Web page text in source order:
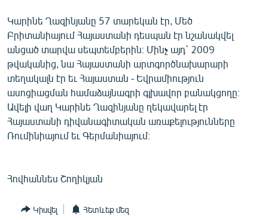
ՏՏ ԵՒ ԻՆՏԵՐՆԵՏ
ԿՈՐՈՆԱՎԻՐՈՒՍ
ԱՐԽԻՎ
ՏԵՍԱՆՅՈՒԹԵՐ
ԲԱՆԱՎԵՃ
ՁԳՏԵԼՈՎ ԼԱՎԱԳՈՒՅՆԻՆ
Հայերեն
English
Կարինե Ղազինյանը 57 տարեկան էր, Մեծ
Բրիտանիայում Հայաստանի դեսպան էր նշանակվել
անցած տարվա սեպտեմբերին։ Մինչ այդ` 2009
թվականից, նա Հայաստանի արտգործնախարարի
տեղակալն էր եւ Հայաստան - Եվրամիություն
ասոցիացման համաձայնագրի գլխավոր բանակցողը։
Ավելի վաղ Կարինե Ղազինյանը ղեկավարել էր
Հայաստանի դիվանագիտական առաքելությունները
Ռումինիայում եւ Գերմանիայում։
Հովհաննես Շողիկյան
Կիսվել Հետևեք մեզ